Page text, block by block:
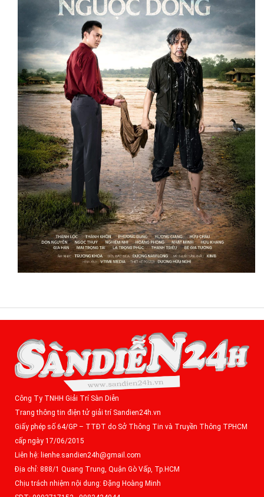
Công Ty TNHH Giải Trí Sàn Diễn
Trang thông tin điện tử giải trí Sandien24h.vn
Giấy phép số 64/GP – TTĐT do Sở Thông Tin và Truyền Thông TPHCM
cấp ngày 17/06/2015
Liên hệ: lienhe.sandien24h@gmail.com
Địa chỉ: 888/1 Quang Trung, Quận Gò Vấp, Tp.HCM
Chịu trách nhiệm nội dung: Đặng Hoàng Minh